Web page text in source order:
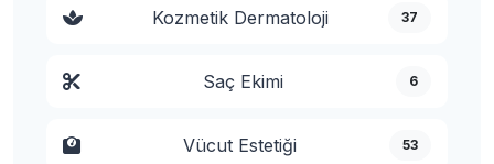
Kozmetik Dermatoloji 37
Saç Ekimi 6
Vücut Estetiği 53